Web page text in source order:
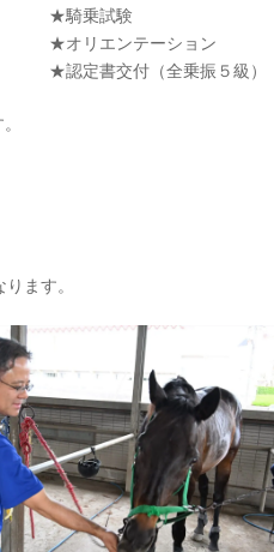
★騎乗試験
★オリエンテーション
★認定書交付（全乗振５級）
ます。